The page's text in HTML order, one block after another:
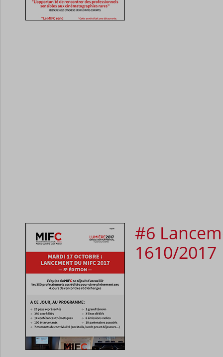
#6
1610/2017